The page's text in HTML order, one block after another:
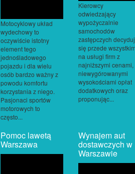
Motocyklowy układ
wydechowy to
oczywiście istotny
element tego
jednośladowego
pojazdu i dla wielu
osób bardzo ważny z
powodu komfortu
korzystania z niego.
Pasjonaci sportów
motorowych to
często...
Kierowcy
odwiedzający
wypożyczalnie
samochodów
zastępczych
się przede
na usługi firm z
najniższymi cenami,
niewygórowanymi
wysokościami opłat
dodatkowych oraz
proponując...
Pomoc lawetą
Warszawa
Wynajem aut
dostawczych w
Warszawie